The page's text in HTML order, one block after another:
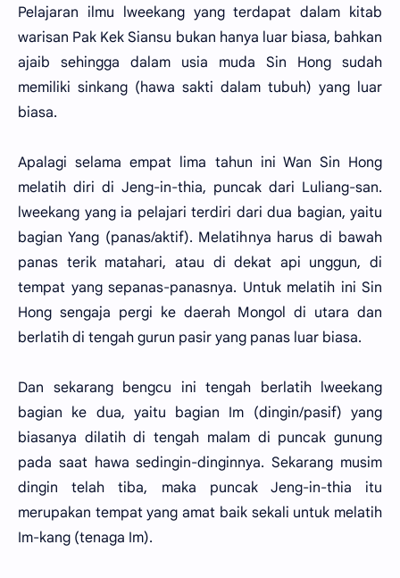
Pelajaran ilmu lweekang yang terdapat dalam kitab
warisan Pak Kek Siansu bukan hanya luar biasa, bahkan
ajaib sehingga dalam usia muda Sin Hong sudah
memiliki sinkang (hawa sakti dalam tubuh) yang luar
biasa.
Apalagi selama empat lima tahun ini Wan Sin Hong
melatih diri di Jeng-in-thia, puncak dari Luliang-san.
lweekang yang ia pelajari terdiri dari dua bagian, yaitu
bagian Yang (panas/aktif). Melatihnya harus di bawah
panas terik matahari, atau di dekat api unggun, di
tempat yang sepanas-panasnya. Untuk melatih ini Sin
Hong sengaja pergi ke daerah Mongol di utara dan
berlatih di tengah gurun pasir yang panas luar biasa.
Dan sekarang bengcu ini tengah berlatih lweekang
bagian ke dua, yaitu bagian Im (dingin/pasif) yang
biasanya dilatih di tengah malam di puncak gunung
pada saat hawa sedingin-dinginnya. Sekarang musim
dingin telah tiba, maka puncak Jeng-in-thia itu
merupakan tempat yang amat baik sekali untuk melatih
Im-kang (tenaga Im).